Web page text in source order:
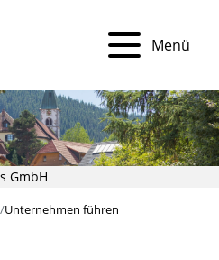
Menü
GmbH
Unternehmen führen